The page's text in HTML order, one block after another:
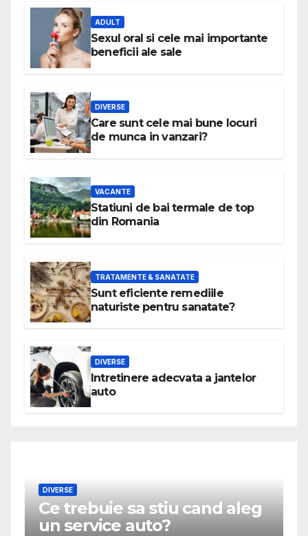
ADULT
Sexul oral si cele mai importante
beneficii ale sale
DIVERSE
Care sunt cele mai bune locuri
de munca in vanzari?
VACANTE
Statiuni de bai termale de top
din Romania
TRATAMENTE & SANATATE
Sunt eficiente remediile
naturiste pentru sanatate?
DIVERSE
Intretinere adecvata a jantelor
auto
DIVERSE
Ce trebuie sa stiu cand aleg
un service auto?